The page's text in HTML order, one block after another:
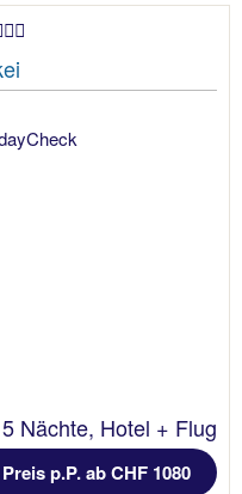
5 Nächte, Hotel + Flug
Preis p.P. ab CHF 1080